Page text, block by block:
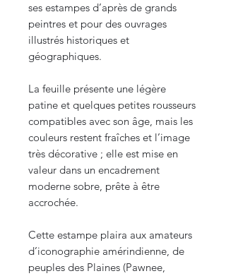
ses estampes d’après de grands
peintres et pour des ouvrages
illustrés historiques et
géographiques.
La feuille présente une légère
patine et quelques petites rousseurs
compatibles avec son âge, mais les
couleurs restent fraîches et l’image
très décorative ; elle est mise en
valeur dans un encadrement
moderne sobre, prête à être
accrochée.
Cette estampe plaira aux amateurs
d’iconographie amérindienne, de
peuples des Plaines (Pawnee,